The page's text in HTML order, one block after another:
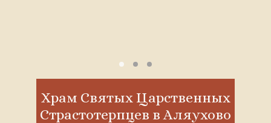
Храм Святых Царственных
Страстотерпцев в Аляухово